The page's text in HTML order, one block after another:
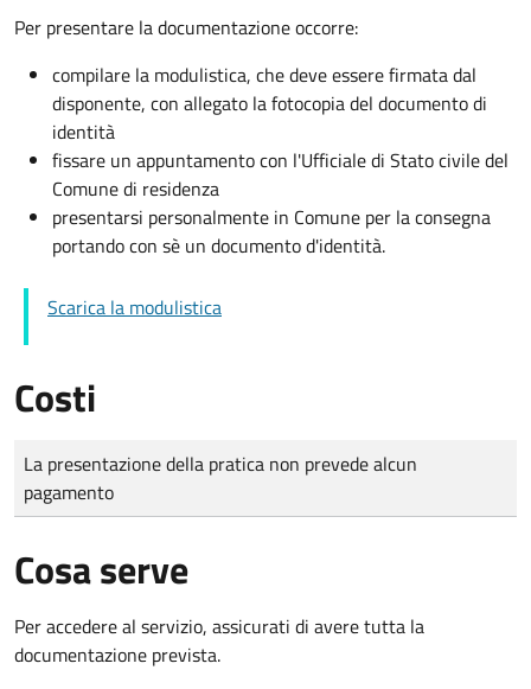
Per presentare la documentazione occorre:
compilare la modulistica, che deve essere firmata dal
disponente, con allegato la fotocopia del documento di
identità
fissare un appuntamento con l'Ufficiale di Stato civile del
Comune di residenza
presentarsi personalmente in Comune per la consegna
portando con sè un documento d'identità.
Scarica la modulistica
Costi
Tipo di pagamento
Importo
La presentazione della pratica non prevede alcun
pagamento
Cosa serve
Per accedere al servizio, assicurati di avere tutta la
documentazione prevista.